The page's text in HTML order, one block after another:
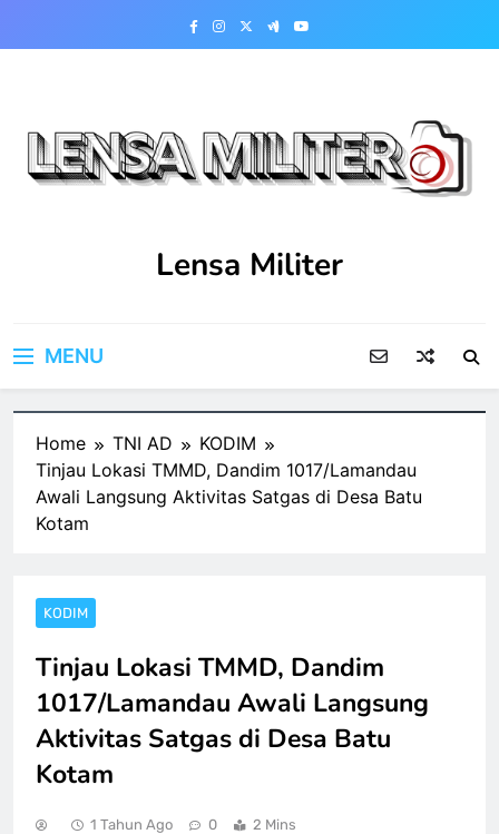
Lensa Militer
MENU
Home TNI AD
KODIM
Tinjau Lokasi TMMD, Dandim 1017/Lamandau
Awali Langsung Aktivitas Satgas di Desa Batu
Kotam
KODIM
Tinjau Lokasi TMMD, Dandim
1017/Lamandau Awali Langsung
Aktivitas Satgas di Desa Batu
Kotam
1 Tahun Ago 0 2 Mins